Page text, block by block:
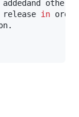
release in